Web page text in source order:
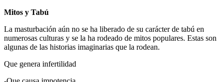
Mitos y Tabú
La masturbación aún no se ha liberado de su carácter de tabú en
numerosas culturas y se la ha rodeado de mitos populares. Estas son
algunas de las historias imaginarias que la rodean.
Que genera infertilidad